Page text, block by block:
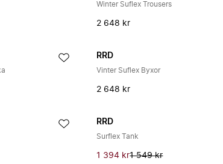
Winter Suflex Trousers
2 648 kr
RRD
Vinter Suflex Byxor
2 648 kr
RRD
Surflex Tank
1 394 kr1 549 kr